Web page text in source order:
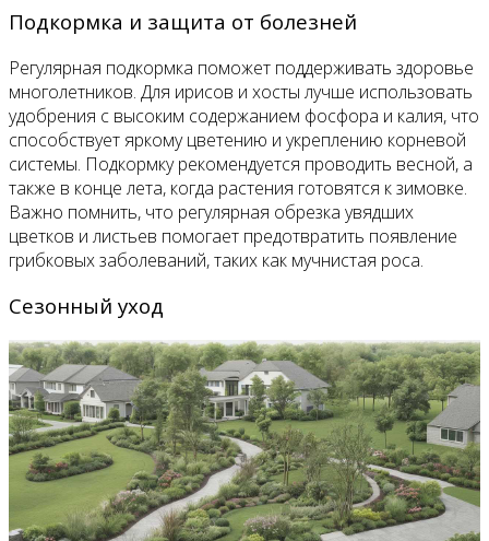
Подкормка и защита от болезней
Регулярная подкормка поможет поддерживать здоровье
многолетников. Для ирисов и хосты лучше использовать
удобрения с высоким содержанием фосфора и калия, что
способствует яркому цветению и укреплению корневой
системы. Подкормку рекомендуется проводить весной, а
также в конце лета, когда растения готовятся к зимовке.
Важно помнить, что регулярная обрезка увядших
цветков и листьев помогает предотвратить появление
грибковых заболеваний, таких как мучнистая роса.
Сезонный уход